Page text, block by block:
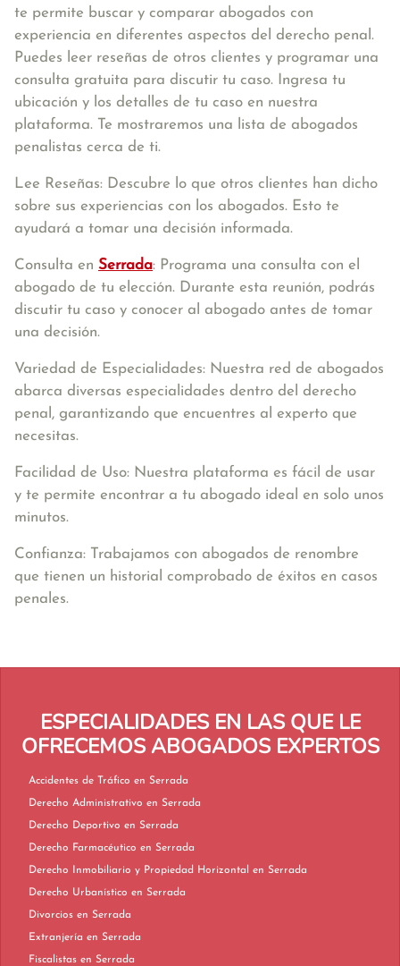
te permite buscar y comparar abogados con
experiencia en diferentes aspectos del derecho penal.
Puedes leer reseñas de otros clientes y programar una
consulta gratuita para discutir tu caso. Ingresa tu
ubicación y los detalles de tu caso en nuestra
plataforma. Te mostraremos una lista de abogados
penalistas cerca de ti.
Lee Reseñas: Descubre lo que otros clientes han dicho
sobre sus experiencias con los abogados. Esto te
ayudará a tomar una decisión informada.
Consulta en Serrada: Programa una consulta con el
abogado de tu elección. Durante esta reunión, podrás
discutir tu caso y conocer al abogado antes de tomar
una decisión.
Variedad de Especialidades: Nuestra red de abogados
abarca diversas especialidades dentro del derecho
penal, garantizando que encuentres al experto que
necesitas.
Facilidad de Uso: Nuestra plataforma es fácil de usar
y te permite encontrar a tu abogado ideal en solo unos
minutos.
Confianza: Trabajamos con abogados de renombre
que tienen un historial comprobado de éxitos en casos
penales.
ESPECIALIDADES EN LAS QUE LE
OFRECEMOS ABOGADOS EXPERTOS
Accidentes de Tráfico en Serrada
Derecho Administrativo en Serrada
Derecho Deportivo en Serrada
Derecho Farmacéutico en Serrada
Derecho Inmobiliario y Propiedad Horizontal en Serrada
Derecho Urbanístico en Serrada
Divorcios en Serrada
Extranjería en Serrada
Fiscalistas en Serrada